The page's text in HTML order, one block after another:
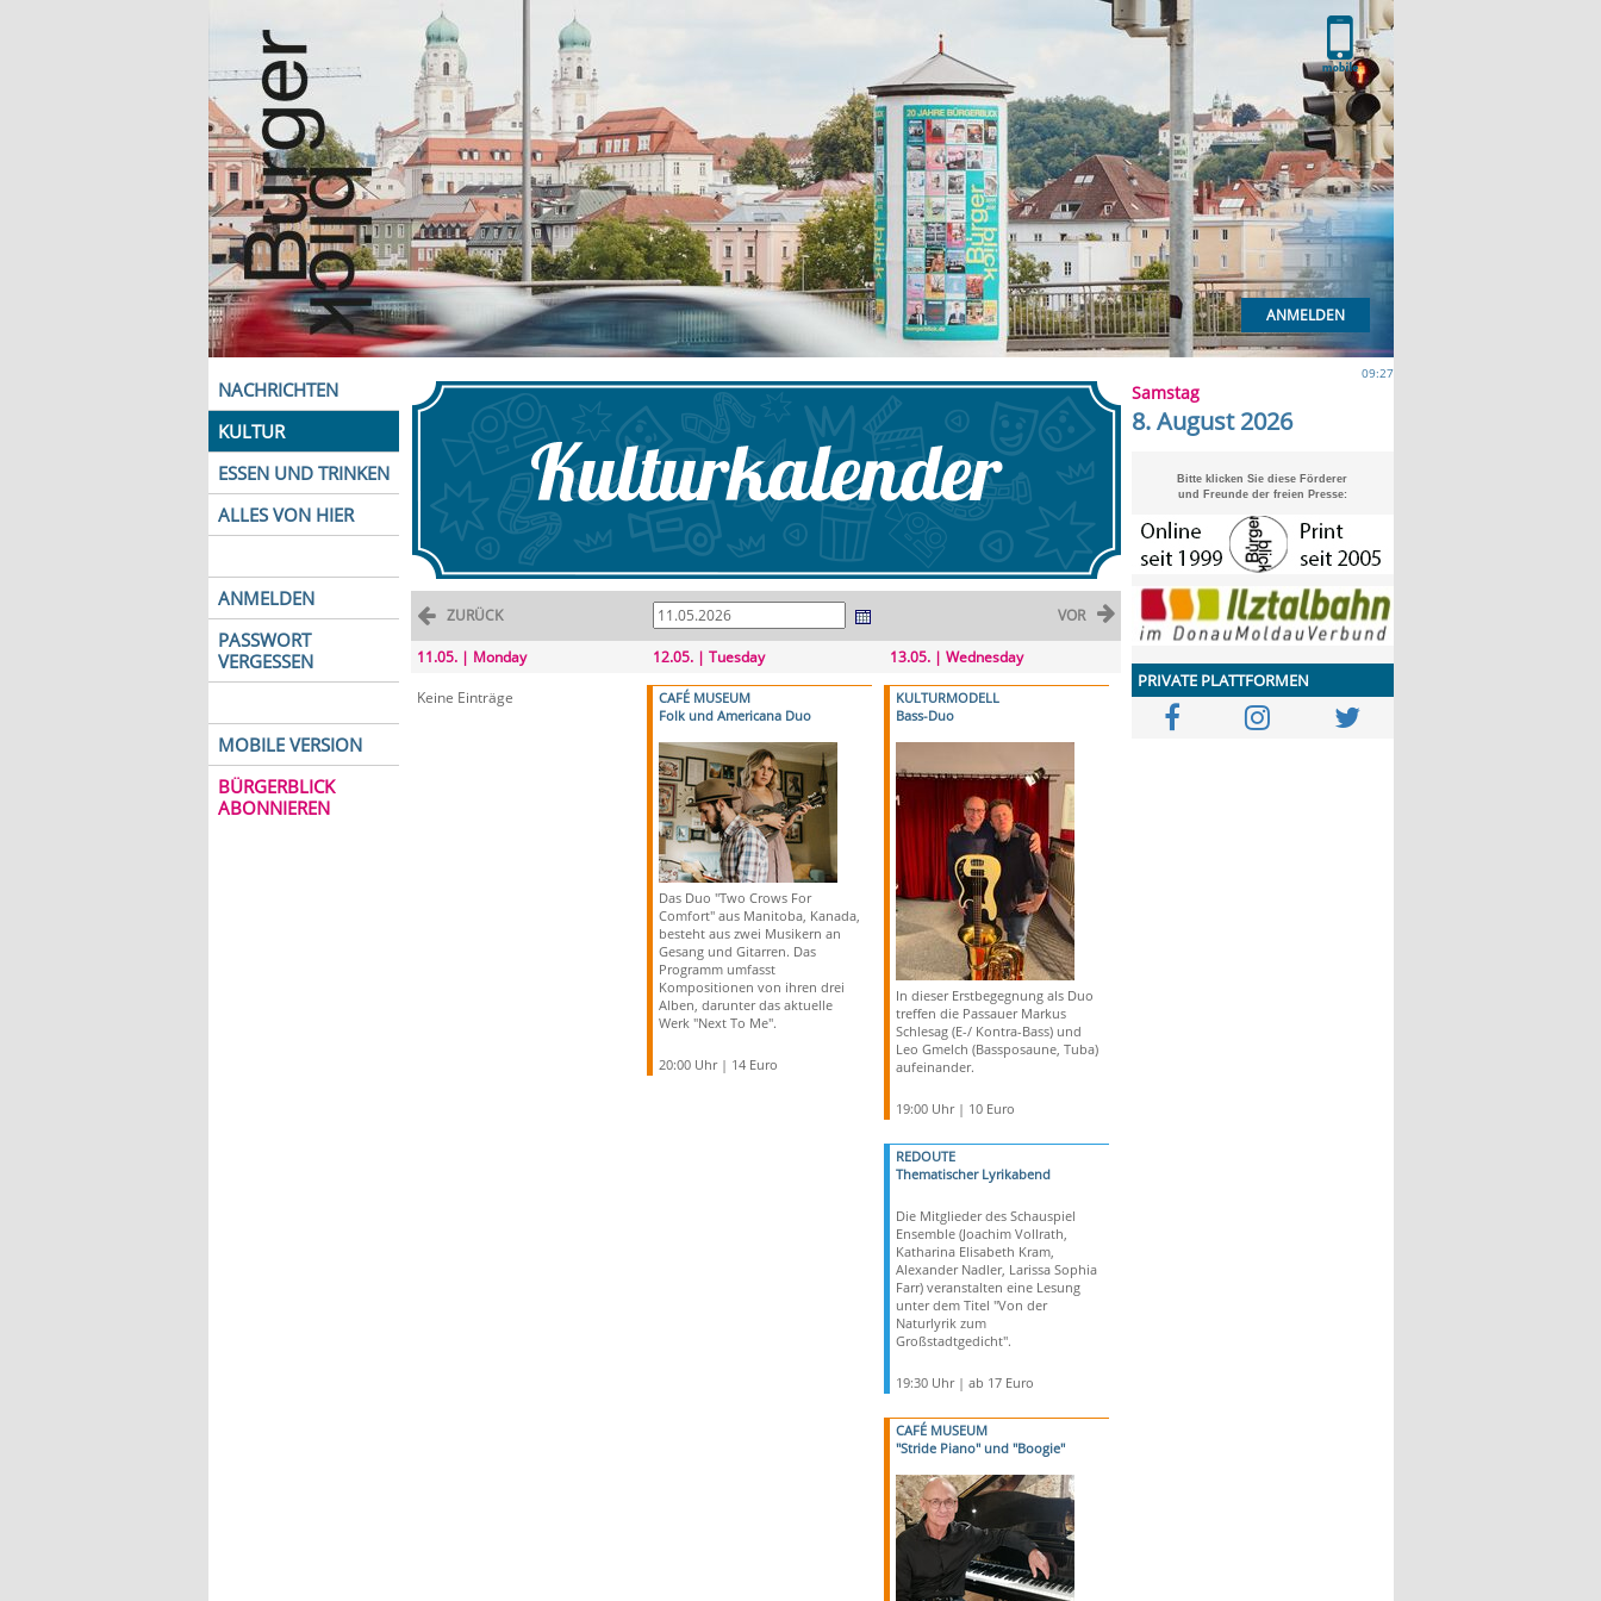
ANMELDEN
NACHRICHTEN
KULTUR
ESSEN UND TRINKEN
ALLES VON HIER
ANMELDEN
PASSWORT
VERGESSEN
MOBILE VERSION
BÜRGERBLICK
ABONNIEREN
ZURÜCK VOR
11.05. | Monday
Keine Einträge
12.05. | Tuesday
CAFÉ MUSEUM
Folk und Americana Duo
Das Duo "Two Crows For
Comfort" aus Manitoba, Kanada,
besteht aus zwei Musikern an
Gesang und Gitarren. Das
Programm umfasst
Kompositionen von ihren drei
Alben, darunter das aktuelle
Werk "Next To Me".
20:00 Uhr | 14 Euro
13.05. | Wednesday
KULTURMODELL
Bass-Duo
In dieser Erstbegegnung als Duo
treffen die Passauer Markus
Schlesag (E-/ Kontra-Bass) und
Leo Gmelch (Bassposaune, Tuba)
aufeinander.
19:00 Uhr | 10 Euro
REDOUTE
Thematischer Lyrikabend
Die Mitglieder des Schauspiel
Ensemble (Joachim Vollrath,
Katharina Elisabeth Kram,
Alexander Nadler, Larissa Sophia
Farr) veranstalten eine Lesung
unter dem Titel "Von der
Naturlyrik zum
Großstadtgedicht".
19:30 Uhr | ab 17 Euro
CAFÉ MUSEUM
"Stride Piano" und "Boogie"
09:27
Samstag
8. August 2026
Bitte klicken Sie diese Förderer
und Freunde der freien Presse:
PRIVATE PLATTFORMEN